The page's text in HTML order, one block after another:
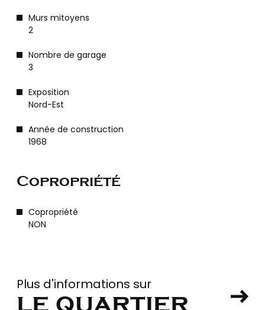
Murs mitoyens
2
Nombre de garage
3
Exposition
Nord-Est
Année de construction
1968
Copropriété
Copropriété
NON
Plus d'informations sur
le quartier